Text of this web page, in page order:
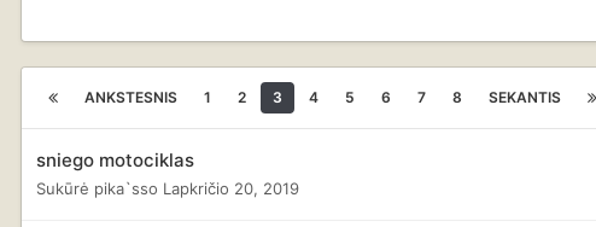
ANKSTESNIS 1 2 3 4 5 6 7 8 SEKANTIS
sniego motociklas
Sukūrė pika`sso Lapkričio 20, 2019